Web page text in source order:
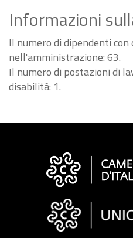
Informazioni
Il numero di dipendenti
nell'amministrazione: 63.
Il numero di postazioni di
disabilità: 1.
Informazioni
"Fattura